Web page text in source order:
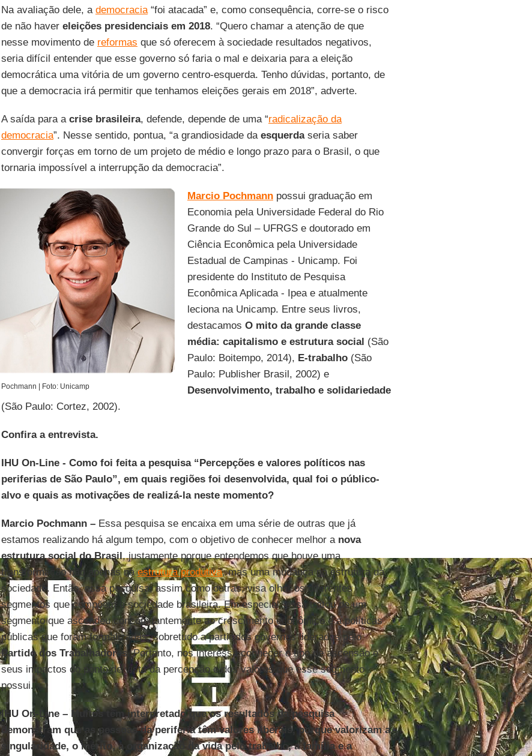
Na avaliação dele, a democracia“foi atacada” e, como consequência, corre-se o risco
de não haver eleições presidenciais em 2018. “Quero chamar a atenção de que
nesse movimento de reformas que só oferecem à sociedade resultados negativos,
seria difícil entender que esse governo só faria o mal e deixaria para a eleição
democrática uma vitória de um governo centro-esquerda. Tenho dúvidas, portanto, de
que a democracia irá permitir que tenhamos eleições gerais em 2018”, adverte.
A saída para a crise brasileira, defende, depende de uma “radicalização da
democracia”. Nesse sentido, pontua, “a grandiosidade da esquerdaseria saber
convergir forças em torno de um projeto de médio e longo prazo para o Brasil, o que
tornaria impossível a interrupção da democracia”.
Pochmann | Foto: Unicamp
Marcio Pochmannpossui graduação em
Economia pela Universidade Federal do Rio
Grande do Sul – UFRGS e doutorado em
Ciência Econômica pela Universidade
Estadual de Campinas - Unicamp. Foi
presidente do Instituto de Pesquisa
Econômica Aplicada - Ipea e atualmente
leciona na Unicamp. Entre seus livros,
destacamos O mito da grande classe
média: capitalismo e estrutura social (São
Paulo: Boitempo, 2014), E-trabalho(São
Paulo: Publisher Brasil, 2002) e
Desenvolvimento, trabalho e solidariedade
(São Paulo: Cortez, 2002).
Confira a entrevista.
IHU On-Line - Como foi feita a pesquisa “Percepções e valores políticos nas
periferias de São Paulo”, em quais regiões foi desenvolvida, qual foi o público-
alvo e quais as motivações de realizá-la neste momento?
Marcio Pochmann –Essa pesquisa se encaixa em uma série de outras que já
estamos realizando há algum tempo, com o objetivo de conhecer melhor a nova
estrutura social do Brasil, justamente porque entendemos que houve uma
transformação não apenas naestrutura produtiva, mas uma mudança na estrutura da
sociedade. Então, essa pesquisa, assim como outras, visa olhar os diferentes
segmentos que compõem a sociedade brasileira. Em especial, essa tratou de um
segmento que ascendeu concomitantemente ao crescimento econômico e a políticas
públicas que foram formalizadas, sobretudo a partir dos governos liderados pelo
Partido dos Trabalhadores. Portanto, nos interessa conhecer o tipo de ascensão e
seus impactos do ponto de vista da percepção e dos valores que esse segmento
possui.
IHU On-Line – Muitos têm interpretado que os resultados da pesquisa
demonstram que as pessoas da periferia têm valores liberais, porque valorizam a
singularidade, o mérito, a organização da vida pelo trabalho, a família e a